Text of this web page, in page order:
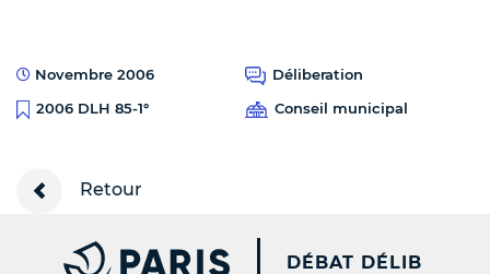
Novembre 2006
Déliberation
2006 DLH 85-1°
Conseil municipal
Retour
PARIS.FR [NEW
DÉBAT DÉLIB